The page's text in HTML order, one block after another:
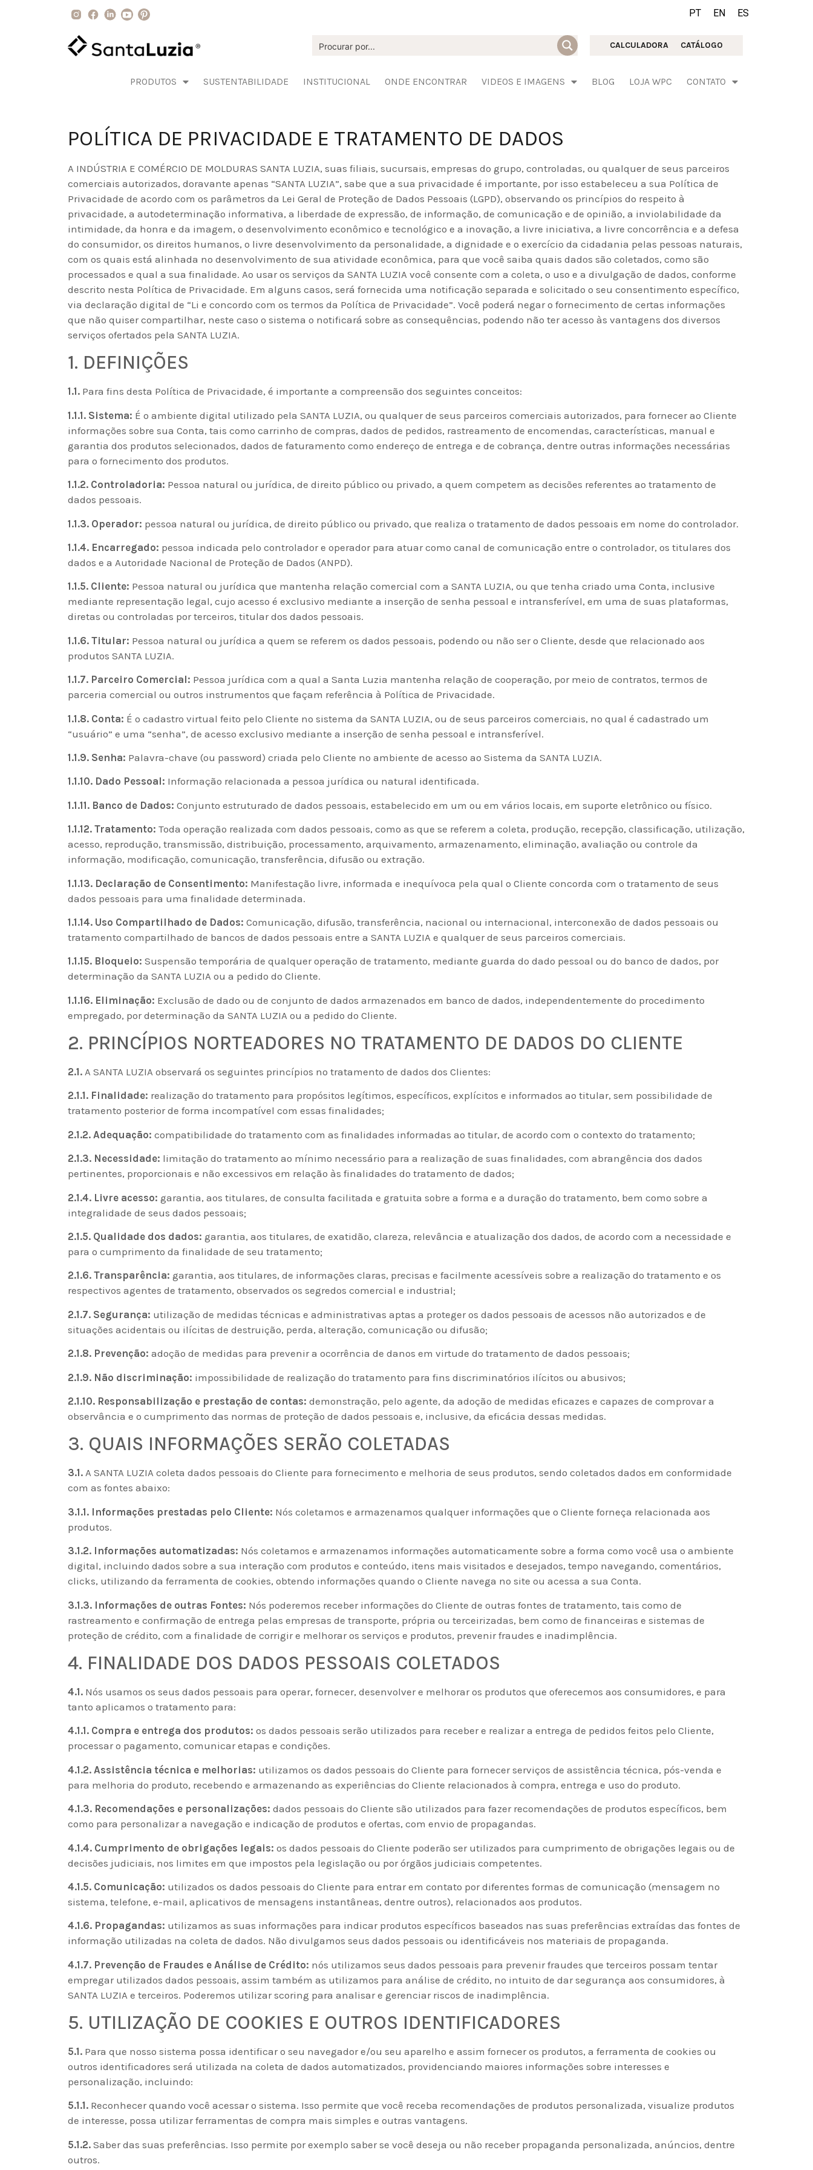
PT EN ES
CALCULADORA CATÁLOGO
PRODUTOS SUSTENTABILIDADE INSTITUCIONAL ONDE ENCONTRAR VIDEOS E IMAGENS BLOG LOJA WPC CONTATO
POLÍTICA DE PRIVACIDADE E TRATAMENTO DE DADOS
A INDÚSTRIA E COMÉRCIO DE MOLDURAS SANTA LUZIA, suas filiais, sucursais, empresas do grupo, controladas, ou qualquer de seus parceiros
comerciais autorizados, doravante apenas “SANTA LUZIA”, sabe que a sua privacidade é importante, por isso estabeleceu a sua Política de
Privacidade de acordo com os parâmetros da Lei Geral de Proteção de Dados Pessoais (LGPD), observando os princípios do respeito à
privacidade, a autodeterminação informativa, a liberdade de expressão, de informação, de comunicação e de opinião, a inviolabilidade da
intimidade, da honra e da imagem, o desenvolvimento econômico e tecnológico e a inovação, a livre iniciativa, a livre concorrência e a defesa
do consumidor, os direitos humanos, o livre desenvolvimento da personalidade, a dignidade e o exercício da cidadania pelas pessoas naturais,
com os quais está alinhada no desenvolvimento de sua atividade econômica, para que você saiba quais dados são coletados, como são
processados e qual a sua finalidade. Ao usar os serviços da SANTA LUZIA você consente com a coleta, o uso e a divulgação de dados, conforme
descrito nesta Política de Privacidade. Em alguns casos, será fornecida uma notificação separada e solicitado o seu consentimento específico,
via declaração digital de “Li e concordo com os termos da Política de Privacidade”. Você poderá negar o fornecimento de certas informações
que não quiser compartilhar, neste caso o sistema o notificará sobre as consequências, podendo não ter acesso às vantagens dos diversos
serviços ofertados pela SANTA LUZIA.
1. DEFINIÇÕES
1.1. Para fins desta Política de Privacidade, é importante a compreensão dos seguintes conceitos:
1.1.1. Sistema: É o ambiente digital utilizado pela SANTA LUZIA, ou qualquer de seus parceiros comerciais autorizados, para fornecer ao Cliente
informações sobre sua Conta, tais como carrinho de compras, dados de pedidos, rastreamento de encomendas, características, manual e
garantia dos produtos selecionados, dados de faturamento como endereço de entrega e de cobrança, dentre outras informações necessárias
para o fornecimento dos produtos.
1.1.2. Controladoria: Pessoa natural ou jurídica, de direito público ou privado, a quem competem as decisões referentes ao tratamento de
dados pessoais.
1.1.3. Operador: pessoa natural ou jurídica, de direito público ou privado, que realiza o tratamento de dados pessoais em nome do controlador.
1.1.4. Encarregado: pessoa indicada pelo controlador e operador para atuar como canal de comunicação entre o controlador, os titulares dos
dados e a Autoridade Nacional de Proteção de Dados (ANPD).
1.1.5. Cliente: Pessoa natural ou jurídica que mantenha relação comercial com a SANTA LUZIA, ou que tenha criado uma Conta, inclusive
mediante representação legal, cujo acesso é exclusivo mediante a inserção de senha pessoal e intransferível, em uma de suas plataformas,
diretas ou controladas por terceiros, titular dos dados pessoais.
1.1.6. Titular: Pessoa natural ou jurídica a quem se referem os dados pessoais, podendo ou não ser o Cliente, desde que relacionado aos
produtos SANTA LUZIA.
1.1.7. Parceiro Comercial: Pessoa jurídica com a qual a Santa Luzia mantenha relação de cooperação, por meio de contratos, termos de
parceria comercial ou outros instrumentos que façam referência à Política de Privacidade.
1.1.8. Conta: É o cadastro virtual feito pelo Cliente no sistema da SANTA LUZIA, ou de seus parceiros comerciais, no qual é cadastrado um
“usuário” e uma “senha”, de acesso exclusivo mediante a inserção de senha pessoal e intransferível.
1.1.9. Senha: Palavra-chave (ou password) criada pelo Cliente no ambiente de acesso ao Sistema da SANTA LUZIA.
1.1.10. Dado Pessoal: Informação relacionada a pessoa jurídica ou natural identificada.
1.1.11. Banco de Dados: Conjunto estruturado de dados pessoais, estabelecido em um ou em vários locais, em suporte eletrônico ou físico.
1.1.12. Tratamento: Toda operação realizada com dados pessoais, como as que se referem a coleta, produção, recepção, classificação, utilização,
acesso, reprodução, transmissão, distribuição, processamento, arquivamento, armazenamento, eliminação, avaliação ou controle da
informação, modificação, comunicação, transferência, difusão ou extração.
1.1.13. Declaração de Consentimento: Manifestação livre, informada e inequívoca pela qual o Cliente concorda com o tratamento de seus
dados pessoais para uma finalidade determinada.
1.1.14. Uso Compartilhado de Dados: Comunicação, difusão, transferência, nacional ou internacional, interconexão de dados pessoais ou
tratamento compartilhado de bancos de dados pessoais entre a SANTA LUZIA e qualquer de seus parceiros comerciais.
1.1.15. Bloqueio: Suspensão temporária de qualquer operação de tratamento, mediante guarda do dado pessoal ou do banco de dados, por
determinação da SANTA LUZIA ou a pedido do Cliente.
1.1.16. Eliminação: Exclusão de dado ou de conjunto de dados armazenados em banco de dados, independentemente do procedimento
empregado, por determinação da SANTA LUZIA ou a pedido do Cliente.
2. PRINCÍPIOS NORTEADORES NO TRATAMENTO DE DADOS DO CLIENTE
2.1. A SANTA LUZIA observará os seguintes princípios no tratamento de dados dos Clientes:
2.1.1. Finalidade: realização do tratamento para propósitos legítimos, específicos, explícitos e informados ao titular, sem possibilidade de
tratamento posterior de forma incompatível com essas finalidades;
2.1.2. Adequação: compatibilidade do tratamento com as finalidades informadas ao titular, de acordo com o contexto do tratamento;
2.1.3. Necessidade: limitação do tratamento ao mínimo necessário para a realização de suas finalidades, com abrangência dos dados
pertinentes, proporcionais e não excessivos em relação às finalidades do tratamento de dados;
2.1.4. Livre acesso: garantia, aos titulares, de consulta facilitada e gratuita sobre a forma e a duração do tratamento, bem como sobre a
integralidade de seus dados pessoais;
2.1.5. Qualidade dos dados: garantia, aos titulares, de exatidão, clareza, relevância e atualização dos dados, de acordo com a necessidade e
para o cumprimento da finalidade de seu tratamento;
2.1.6. Transparência: garantia, aos titulares, de informações claras, precisas e facilmente acessíveis sobre a realização do tratamento e os
respectivos agentes de tratamento, observados os segredos comercial e industrial;
2.1.7. Segurança: utilização de medidas técnicas e administrativas aptas a proteger os dados pessoais de acessos não autorizados e de
situações acidentais ou ilícitas de destruição, perda, alteração, comunicação ou difusão;
2.1.8. Prevenção: adoção de medidas para prevenir a ocorrência de danos em virtude do tratamento de dados pessoais;
2.1.9. Não discriminação: impossibilidade de realização do tratamento para fins discriminatórios ilícitos ou abusivos;
2.1.10. Responsabilização e prestação de contas: demonstração, pelo agente, da adoção de medidas eficazes e capazes de comprovar a
observância e o cumprimento das normas de proteção de dados pessoais e, inclusive, da eficácia dessas medidas.
3. QUAIS INFORMAÇÕES SERÃO COLETADAS
3.1. A SANTA LUZIA coleta dados pessoais do Cliente para fornecimento e melhoria de seus produtos, sendo coletados dados em conformidade
com as fontes abaixo:
3.1.1. Informações prestadas pelo Cliente: Nós coletamos e armazenamos qualquer informações que o Cliente forneça relacionada aos
produtos.
3.1.2. Informações automatizadas: Nós coletamos e armazenamos informações automaticamente sobre a forma como você usa o ambiente
digital, incluindo dados sobre a sua interação com produtos e conteúdo, itens mais visitados e desejados, tempo navegando, comentários,
clicks, utilizando da ferramenta de cookies, obtendo informações quando o Cliente navega no site ou acessa a sua Conta.
3.1.3. Informações de outras Fontes: Nós poderemos receber informações do Cliente de outras fontes de tratamento, tais como de
rastreamento e confirmação de entrega pelas empresas de transporte, própria ou terceirizadas, bem como de financeiras e sistemas de
proteção de crédito, com a finalidade de corrigir e melhorar os serviços e produtos, prevenir fraudes e inadimplência.
4. FINALIDADE DOS DADOS PESSOAIS COLETADOS
4.1. Nós usamos os seus dados pessoais para operar, fornecer, desenvolver e melhorar os produtos que oferecemos aos consumidores, e para
tanto aplicamos o tratamento para:
4.1.1. Compra e entrega dos produtos: os dados pessoais serão utilizados para receber e realizar a entrega de pedidos feitos pelo Cliente,
processar o pagamento, comunicar etapas e condições.
4.1.2. Assistência técnica e melhorias: utilizamos os dados pessoais do Cliente para fornecer serviços de assistência técnica, pós-venda e
para melhoria do produto, recebendo e armazenando as experiências do Cliente relacionados à compra, entrega e uso do produto.
4.1.3. Recomendações e personalizações: dados pessoais do Cliente são utilizados para fazer recomendações de produtos específicos, bem
como para personalizar a navegação e indicação de produtos e ofertas, com envio de propagandas.
4.1.4. Cumprimento de obrigações legais: os dados pessoais do Cliente poderão ser utilizados para cumprimento de obrigações legais ou de
decisões judiciais, nos limites em que impostos pela legislação ou por órgãos judiciais competentes.
4.1.5. Comunicação: utilizados os dados pessoais do Cliente para entrar em contato por diferentes formas de comunicação (mensagem no
sistema, telefone, e-mail, aplicativos de mensagens instantâneas, dentre outros), relacionados aos produtos.
4.1.6. Propagandas: utilizamos as suas informações para indicar produtos específicos baseados nas suas preferências extraídas das fontes de
informação utilizadas na coleta de dados. Não divulgamos seus dados pessoais ou identificáveis nos materiais de propaganda.
4.1.7. Prevenção de Fraudes e Análise de Crédito: nós utilizamos seus dados pessoais para prevenir fraudes que terceiros possam tentar
empregar utilizados dados pessoais, assim também as utilizamos para análise de crédito, no intuito de dar segurança aos consumidores, à
SANTA LUZIA e terceiros. Poderemos utilizar scoring para analisar e gerenciar riscos de inadimplência.
5. UTILIZAÇÃO DE COOKIES E OUTROS IDENTIFICADORES
5.1. Para que nosso sistema possa identificar o seu navegador e/ou seu aparelho e assim fornecer os produtos, a ferramenta de cookies ou
outros identificadores será utilizada na coleta de dados automatizados, providenciando maiores informações sobre interesses e
personalização, incluindo:
5.1.1. Reconhecer quando você acessar o sistema. Isso permite que você receba recomendações de produtos personalizada, visualize produtos
de interesse, possa utilizar ferramentas de compra mais simples e outras vantagens.
5.1.2. Saber das suas preferências. Isso permite por exemplo saber se você deseja ou não receber propaganda personalizada, anúncios, dentre
outros.